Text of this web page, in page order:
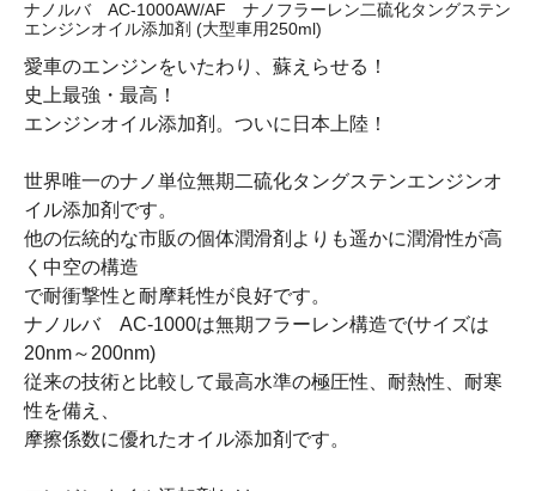
ナノルバ AC-1000AW/AF ナノフラーレン二硫化タングステン
エンジンオイル添加剤 (大型車用250ml)
愛車のエンジンをいたわり、蘇えらせる！
史上最強・最高！
エンジンオイル添加剤。ついに日本上陸！
世界唯一のナノ単位無期二硫化タングステンエンジンオ
イル添加剤です。
他の伝統的な市販の個体潤滑剤よりも遥かに潤滑性が高
く中空の構造
で耐衝撃性と耐摩耗性が良好です。
ナノルバ AC-1000は無期フラーレン構造で(サイズは
20nm～200nm)
従来の技術と比較して最高水準の極圧性、耐熱性、耐寒
性を備え、
摩擦係数に優れたオイル添加剤です。